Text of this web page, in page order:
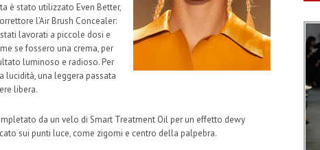
è stato utilizzato Even Better,
l’Air Brush Concealer:
lavorati a piccole dosi e
se fossero una crema, per
luminoso e radioso. Per
lucidità, una leggera passata
libera.
da un velo di Smart Treatment Oil per un effetto dewy
sui punti luce, come zigomi e centro della palpebra.